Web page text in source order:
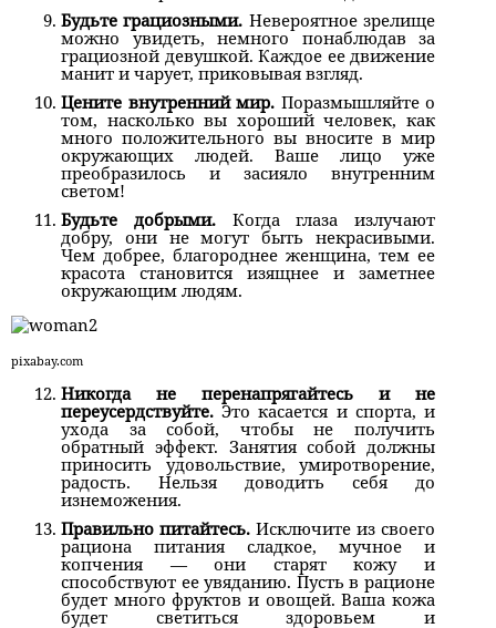
Будьте грациозными. Невероятное зрелище
можно увидеть, немного понаблюдав за
грациозной девушкой. Каждое ее движение
манит и чарует, приковывая взгляд.
Цените внутренний мир. Поразмышляйте о
том, насколько вы хороший человек, как
много положительного вы вносите в мир
окружающих людей. Ваше лицо уже
преобразилось и засияло внутренним
светом!
Будьте добрыми.Когда глаза излучают
добру, они не могут быть некрасивыми.
Чем добрее, благороднее женщина, тем ее
красота становится изящнее и заметнее
окружающим людям.
pixabay.com
Никогда не перенапрягайтесь и не
переусердствуйте. Это касается и спорта, и
ухода за собой, чтобы не получить
обратный эффект. Занятия собой должны
приносить удовольствие, умиротворение,
радость. Нельзя доводить себя до
изнеможения.
Правильно питайтесь. Исключите из своего
рациона питания сладкое, мучное и
копчения — они старят кожу и
способствуют ее увяданию. Пусть в рационе
будет много фруктов и овощей. Ваша кожа
будет светиться здоровьем и